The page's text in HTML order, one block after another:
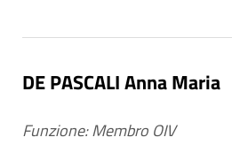
rapporto di lavoro
riguardo al
DE PASCALI Anna Maria
Funzione: Membro OIV